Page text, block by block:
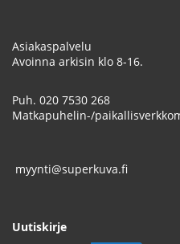
Asiakaspalvelu
Avoinna arkisin klo 8-16.
Puh. 020 7530 268
Matkapuhelin-/
myynti@superkuva.fi
Uutiskirje